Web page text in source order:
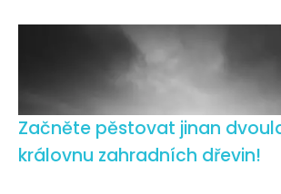
Začněte pěstovat jinan
královnu zahradních dřevin!